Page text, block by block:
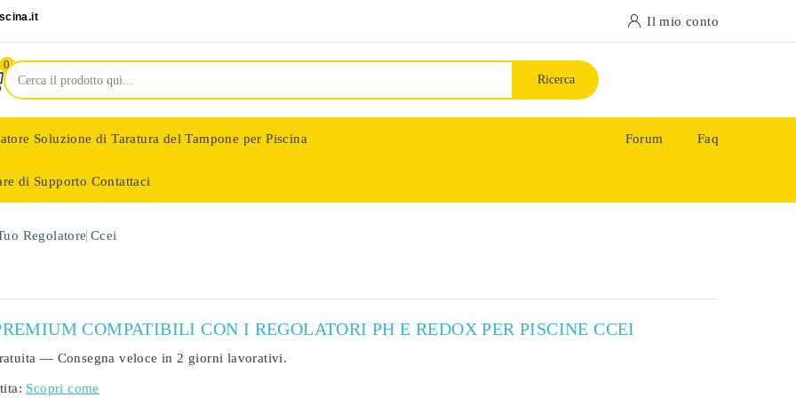
Il mio conto
0
Ricerca
Soluzione di Taratura del Tampone per Piscina
di Supporto Contattaci
Forum Faq
Regolatore Ccei
COMPATIBILI CON I REGOLATORI PH E REDOX PER PISCINE CCEI
— Consegna veloce in 2 giorni lavorativi.
Scopri come